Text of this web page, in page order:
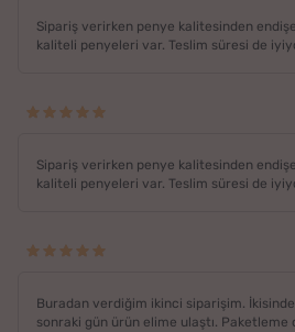
Sipariş verirken penye kalitesinden
kaliteli penyeleri var. Teslim süresi de
Sipariş verirken penye kalitesinden
kaliteli penyeleri var. Teslim süresi de
Buradan verdiğim ikinci siparişim.
sonraki gün ürün elime ulaştı. Paketleme